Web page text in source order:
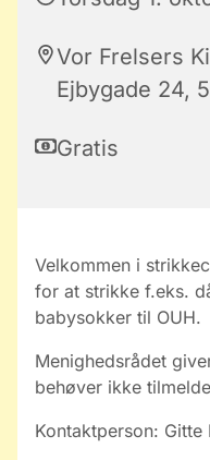
Vor Frelsers
Ejbygade 24,
Gratis
Velkommen i
for at strikke f.eks.
babysokker til OUH.
Menighedsrådet
behøver ikke
Kontaktperson: